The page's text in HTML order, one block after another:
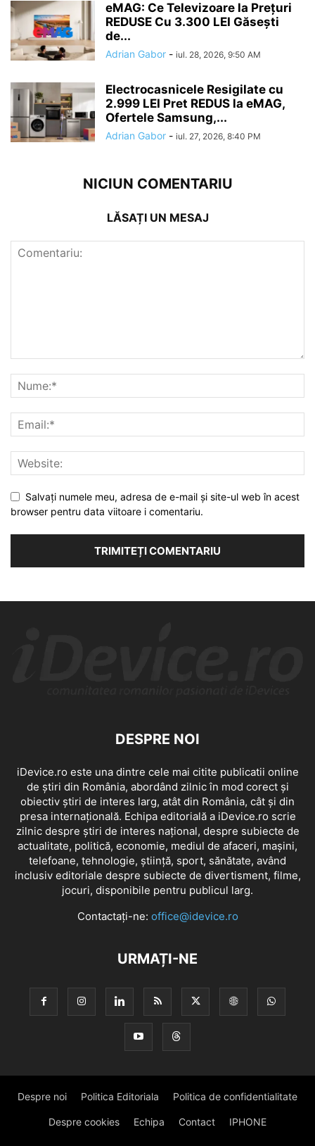
eMAG: Ce Televizoare la Prețuri
REDUSE Cu 3.300 LEI Găsești
de...
Adrian Gabor - iul. 28, 2026, 9:50 AM
Electrocasnicele Resigilate cu
2.999 LEI Pret REDUS la eMAG,
Ofertele Samsung,...
Adrian Gabor - iul. 27, 2026, 8:40 PM
NICIUN COMENTARIU
LĂSAȚI UN MESAJ
Salvați numele meu, adresa de e-mail și site-ul web în acest
browser pentru data viitoare i comentariu.
DESPRE NOI
iDevice.ro este una dintre cele mai citite publicatii online
de știri din România, abordând zilnic în mod corect și
obiectiv știri de interes larg, atât din România, cât și din
presa internațională. Echipa editorială a iDevice.ro scrie
zilnic despre știri de interes național, despre subiecte de
actualitate, politică, economie, mediul de afaceri, mașini,
telefoane, tehnologie, știință, sport, sănătate, având
inclusiv editoriale despre subiecte de divertisment, filme,
jocuri, disponibile pentru publicul larg.
Contactați-ne: office@idevice.ro
URMAȚI-NE
Despre noi Politica Editoriala Politica de confidentialitate
Despre cookies Echipa Contact IPHONE